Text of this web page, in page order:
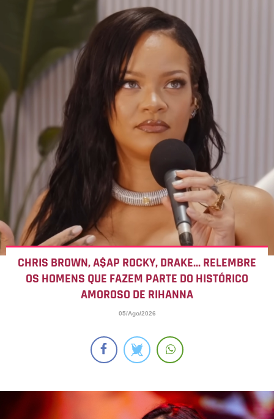
CHRIS BROWN, A$AP ROCKY, DRAKE... RELEMBRE
OS HOMENS QUE FAZEM PARTE DO HISTÓRICO
AMOROSO DE RIHANNA
05/Ago/2026